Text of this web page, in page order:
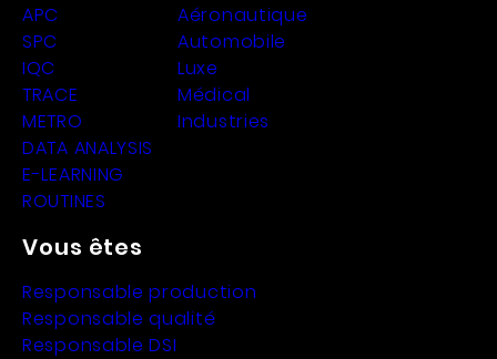
APC
SPC
IQC
TRACE
METRO
DATA ANALYSIS
E-LEARNING
ROUTINES
Aéronautique
Automobile
Luxe
Médical
Industries
Vous êtes
Responsable production
Responsable qualité
Responsable DSI